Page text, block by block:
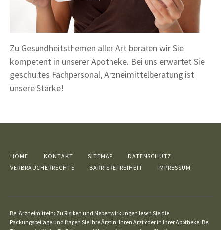
Zu Gesundheitsthemen aller Art beraten wir Sie
kompetent in unserer Apotheke. Bei uns erwartet Sie
geschultes Fachpersonal, Arzneimittelberatung ist
unsere Stärke!
HOME KONTAKT SITEMAP
DATENSCHUTZ
VERBRAUCHERRECHTE
BARRIEREFREIHEIT IMPRESSUM
Bei Arzneimitteln: Zu Risiken und Nebenwirkungen lesen Sie die
Packungsbeilage und fragen Sie Ihre Ärztin, Ihren Arzt oder in Ihrer Apotheke. Bei